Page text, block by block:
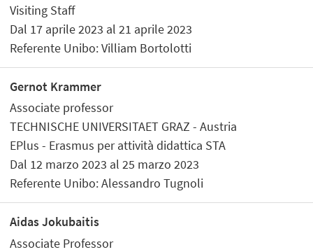
Visiting Staff
Dal 17 aprile 2023 al 21 aprile 2023
Referente Unibo: Villiam Bortolotti
Gernot Krammer
Associate professor
TECHNISCHE UNIVERSITAET GRAZ - Austria
EPlus - Erasmus per attività didattica STA
Dal 12 marzo 2023 al 25 marzo 2023
Referente Unibo: Alessandro Tugnoli
Aidas Jokubaitis
Associate Professor